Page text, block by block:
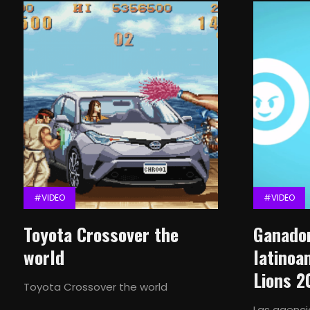
#VIDEO
Toyota Crossover the
world
Toyota Crossover the world
#VIDEO
Lions